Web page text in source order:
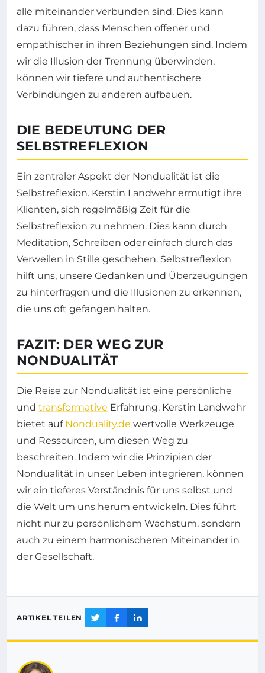
alle miteinander verbunden sind. Dies kann
dazu führen, dass Menschen offener und
empathischer in ihren Beziehungen sind. Indem
wir die Illusion der Trennung überwinden,
können wir tiefere und authentischere
Verbindungen zu anderen aufbauen.
DIE BEDEUTUNG DER
SELBSTREFLEXION
Ein zentraler Aspekt der Nondualität ist die
Selbstreflexion. Kerstin Landwehr ermutigt ihre
Klienten, sich regelmäßig Zeit für die
Selbstreflexion zu nehmen. Dies kann durch
Meditation, Schreiben oder einfach durch das
Verweilen in Stille geschehen. Selbstreflexion
hilft uns, unsere Gedanken und Überzeugungen
zu hinterfragen und die Illusionen zu erkennen,
die uns oft gefangen halten.
FAZIT: DER WEG ZUR
NONDUALITÄT
Die Reise zur Nondualität ist eine persönliche
und transformative Erfahrung. Kerstin Landwehr
bietet auf Nonduality.de wertvolle Werkzeuge
und Ressourcen, um diesen Weg zu
beschreiten. Indem wir die Prinzipien der
Nondualität in unser Leben integrieren, können
wir ein tieferes Verständnis für uns selbst und
die Welt um uns herum entwickeln. Dies führt
nicht nur zu persönlichem Wachstum, sondern
auch zu einem harmonischeren Miteinander in
der Gesellschaft.
ARTIKEL TEILEN